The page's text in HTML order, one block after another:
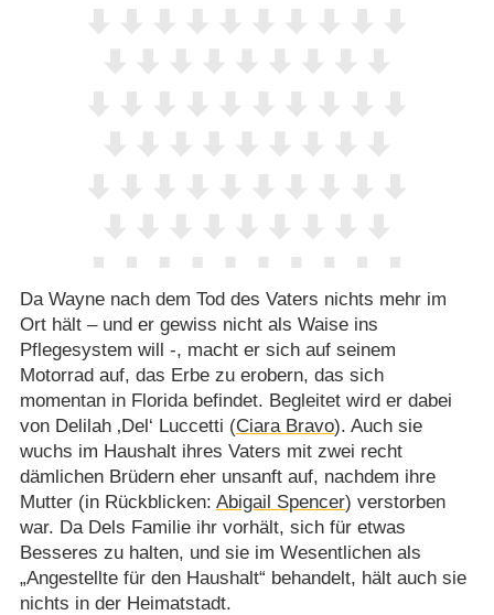
Da Wayne nach dem Tod des Vaters nichts mehr im
Ort hält – und er gewiss nicht als Waise ins
Pflegesystem will -, macht er sich auf seinem
Motorrad auf, das Erbe zu erobern, das sich
momentan in Florida befindet. Begleitet wird er dabei
von Delilah ‚Del‘ Luccetti (Ciara Bravo). Auch sie
wuchs im Haushalt ihres Vaters mit zwei recht
dämlichen Brüdern eher unsanft auf, nachdem ihre
Mutter (in Rückblicken: Abigail Spencer) verstorben
war. Da Dels Familie ihr vorhält, sich für etwas
Besseres zu halten, und sie im Wesentlichen als
„Angestellte für den Haushalt“ behandelt, hält auch sie
nichts in der Heimatstadt.